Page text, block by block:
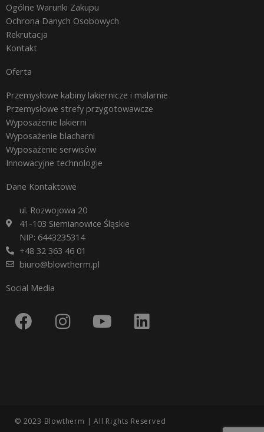
Ogólne Warunki Zakupu
Ochrona Danych Osobowych
Rekrutacja
Kontakt
Oferta
Przemysłowe kabiny lakiernicze i malarnie
Przemysłowe strefy przygotowawcze
Wyposażenie lakierni
Wyposażenie blacharni
Wyposażenie serwisów
Innowacyjne technologie
Dane Kontaktowe
ul. Rozwojowa 20
41-103 Siemianowice Śląskie
NIP: 6443235314
+48 32 363 46 01
biuro@blowtherm.pl
Social Media
F
a
o
I
n
r
Y
o
e
L
i
i
© 2023 Blowtherm | All Rights Reserved